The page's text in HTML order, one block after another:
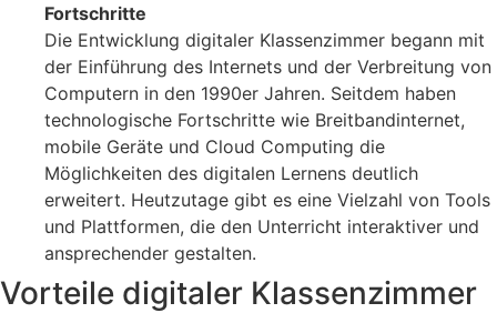
Fortschritte
Die Entwicklung digitaler Klassenzimmer begann mit
der Einführung des Internets und der Verbreitung von
Computern in den 1990er Jahren. Seitdem haben
technologische Fortschritte wie Breitbandinternet,
mobile Geräte und Cloud Computing die
Möglichkeiten des digitalen Lernens deutlich
erweitert. Heutzutage gibt es eine Vielzahl von Tools
und Plattformen, die den Unterricht interaktiver und
ansprechender gestalten.
Vorteile digitaler Klassenzimmer